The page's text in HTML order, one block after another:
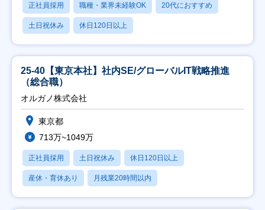
正社員採用 職種・業界未経験OK 20代におすすめ
土日祝休み 休日120日以上
25-40【東京本社】社内SE/グローバルIT戦略推進
（総合職）
オルガノ株式会社
東京都
713万~1049万
正社員採用 土日祝休み 休日120日以上
産休・育休あり 月残業20時間以内